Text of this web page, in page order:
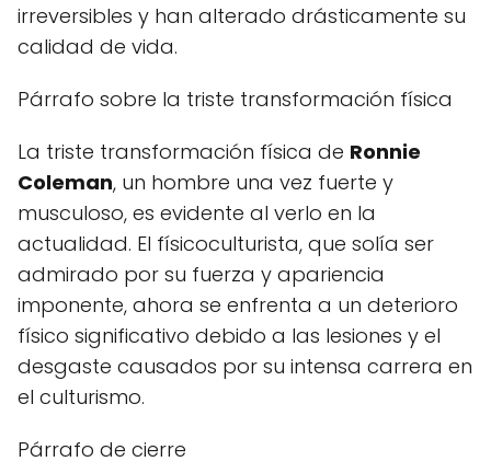
irreversibles y han alterado drásticamente su
calidad de vida.
Párrafo sobre la triste transformación física
La triste transformación física de Ronnie
Coleman, un hombre una vez fuerte y
musculoso, es evidente al verlo en la
actualidad. El físicoculturista, que solía ser
admirado por su fuerza y apariencia
imponente, ahora se enfrenta a un deterioro
físico significativo debido a las lesiones y el
desgaste causados por su intensa carrera en
el culturismo.
Párrafo de cierre